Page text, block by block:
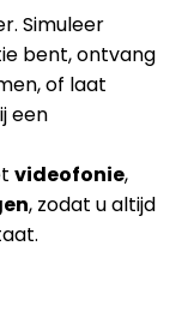
Simuleer
bent, ontvang
of laat
een
videofonie,
, zodat u altijd